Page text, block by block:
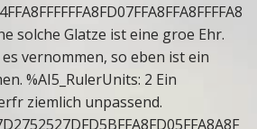
solche Glatze ist eine groe Ehr.
vernommen, so eben ist ein
%AI5_RulerUnits: 2 Ein
ziemlich unpassend.